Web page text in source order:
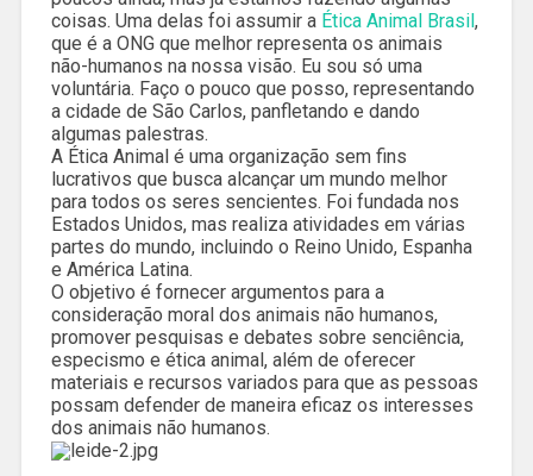
coisas. Uma delas foi assumir a Ética Animal Brasil,
que é a ONG que melhor representa os animais
não-humanos na nossa visão. Eu sou só uma
voluntária. Faço o pouco que posso, representando
a cidade de São Carlos, panfletando e dando
algumas palestras.
A Ética Animal é uma organização sem fins
lucrativos que busca alcançar um mundo melhor
para todos os seres sencientes. Foi fundada nos
Estados Unidos, mas realiza atividades em várias
partes do mundo, incluindo o Reino Unido, Espanha
e América Latina.
O objetivo é fornecer argumentos para a
consideração moral dos animais não humanos,
promover pesquisas e debates sobre senciência,
especismo e ética animal, além de oferecer
materiais e recursos variados para que as pessoas
possam defender de maneira eficaz os interesses
dos animais não humanos.